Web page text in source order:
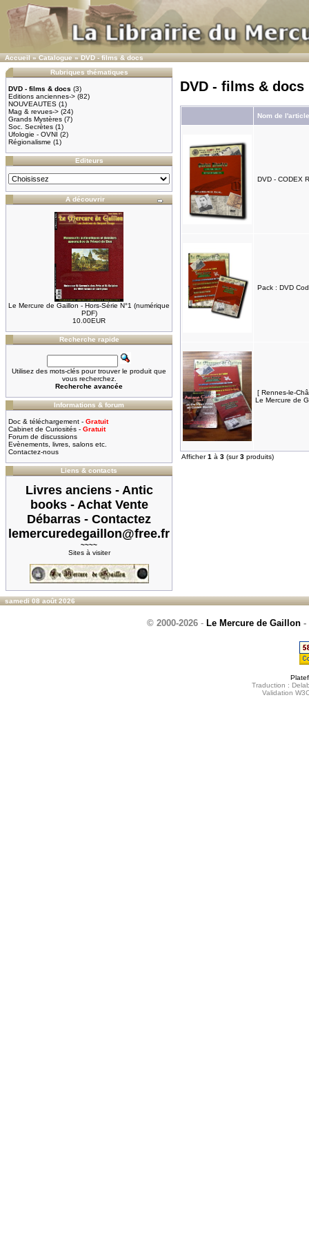
Accueil»Catalogue»DVD - films & docs
Rubriques thématiques
DVD - films & docs (3)
Editions anciennes-> (82)
NOUVEAUTES (1)
Mag & revues-> (24)
Grands Mystères (7)
Soc. Secrètes (1)
Ufologie - OVNI (2)
Régionalisme (1)
Editeurs
A découvrir
Le Mercure de Gaillon - Hors-Série N°1 (numérique
PDF)
10.00EUR
Recherche rapide
Utilisez des mots-clés pour trouver le produit que
vous recherchez.
Recherche avancée
Informations & forum
Doc & téléchargement - Gratuit
Cabinet de Curiosités - Gratuit
Forum de discussions
Evènements, livres, salons etc.
Contactez-nous
Liens & contacts
Livres anciens - Antic
books - Achat Vente
Débarras - Contactez
lemercuredegaillon@free.fr
~~~~
Sites à visiter
DVD - films & docs
Nom de
DVD - CODEX
Pack : DVD
[ Rennes-le-
Le Mercure de
Afficher1 à 3 (sur3 produits)
samedi 08 août 2026
© 2000-2026 - Le Mercure de Gaillon -
Traduction :
Validation